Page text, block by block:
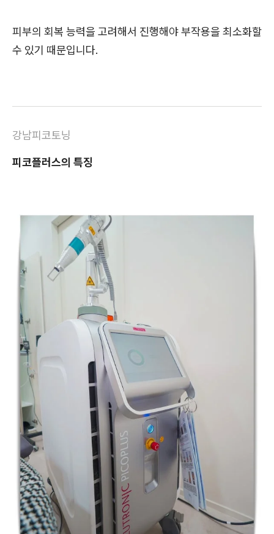
피부의 회복 능력을 고려해서 진행해야 부작용을 최소화할
수 있기 때문입니다.
강남피코토닝
피코플러스의 특징